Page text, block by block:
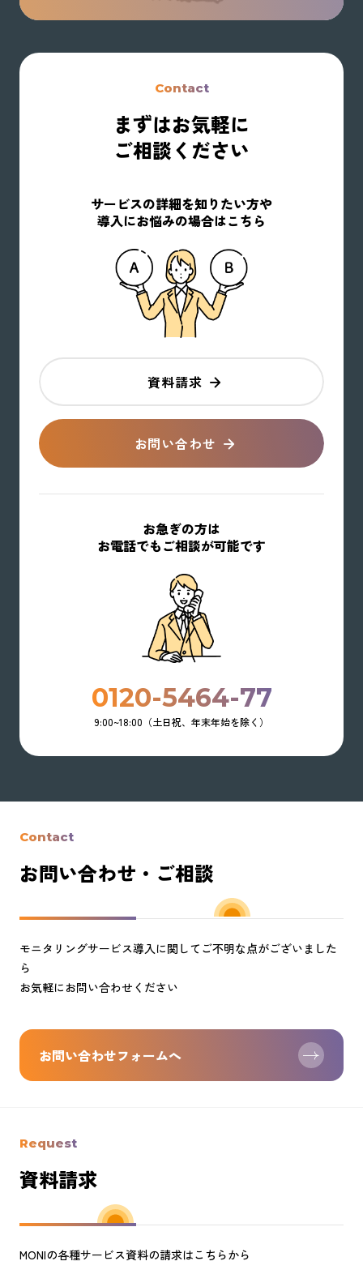
Contact
まずはお気軽に
ご相談ください
サービスの詳細を知りたい方や
導入にお悩みの場合はこちら
資料請求
お問い合わせ
お急ぎの方は
お電話でもご相談が可能です
0120-5464-77
9:00~18:00（土日祝、年末年始を除く）
Contact
お問い合わせ・ご相談
モニタリングサービス導入に関してご不明な点がございました
ら
お気軽にお問い合わせください
お問い合わせフォームへ
Request
資料請求
MONIの各種サービス資料の請求はこちらから